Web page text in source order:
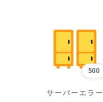
500
サーバーエラー